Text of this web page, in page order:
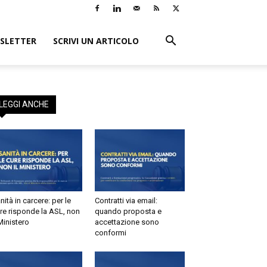
SCRIVI UN ARTICOLO
ANCHE
in carcere: per le
risponde la ASL, non
Contratti via email:
quando proposta e
accettazione sono
conformi